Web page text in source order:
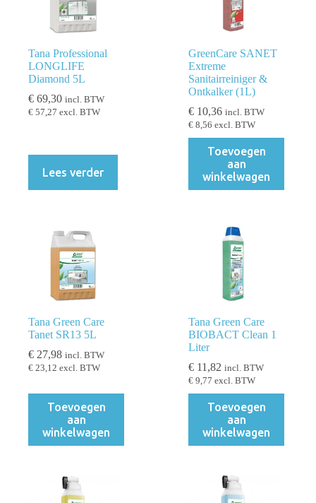
Tana Professional
LONGLIFE
Diamond 5L
€ 69,30 incl. BTW
€ 57,27 excl. BTW
Lees verder
GreenCare SANET
Extreme
Sanitairreiniger &
Ontkalker (1L)
€ 10,36 incl. BTW
€ 8,56 excl. BTW
Toevoegen
aan
winkelwagen
Tana Green Care
Tanet SR13 5L
€ 27,98 incl. BTW
€ 23,12 excl. BTW
Toevoegen
aan
winkelwagen
Tana Green Care
BIOBACT Clean 1
Liter
€ 11,82 incl. BTW
€ 9,77 excl. BTW
Toevoegen
aan
winkelwagen